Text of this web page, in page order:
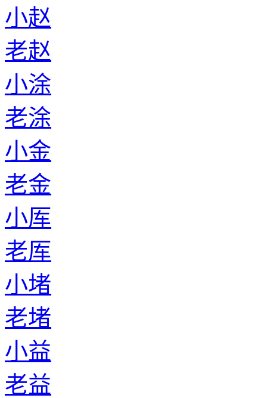
小赵
老赵
小涂
老涂
小金
老金
小厍
老厍
小堵
老堵
小益
老益